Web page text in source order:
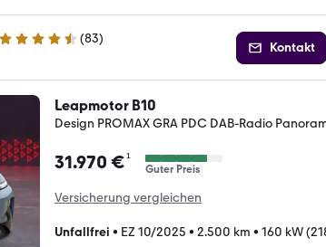
4.6 Sterne (83)
Kontakt
Leapmotor B10
Design PROMAX GRA PDC DAB-Radio
31.970 €¹
Guter Preis
Versicherung vergleichen
Unfallfrei • EZ 10/2025 • 2.500 km • 160 kW